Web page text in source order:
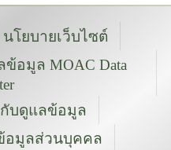
นโยบายเว็บไซต์
อมูล MOAC Data
บดูแลข้อมูล
อมูลส่วนบุคคล